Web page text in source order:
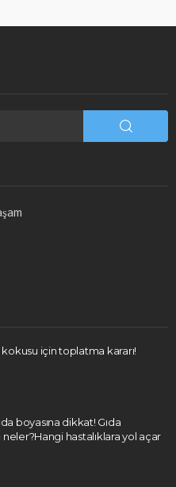
için toplatma kararı!
boyasına dikkat! Gıda
neler?Hangi hastalıklara yol açar